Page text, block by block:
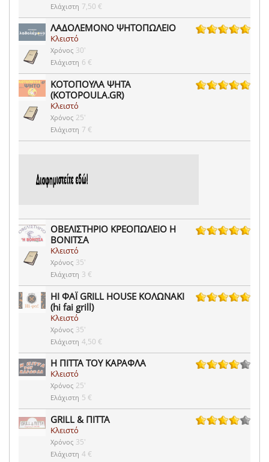
Ελάχιστη 7,50 €
ΛΑΔΟΛΕΜΟΝΟ ΨΗΤΟΠΩΛΕΙΟ
Κλειστό
Χρόνος 30'
Ελάχιστη 6 €
ΚΟΤΟΠΟΥΛΑ ΨΗΤΑ
(KOTOPOULA.GR)
Κλειστό
Χρόνος 25'
Ελάχιστη 7 €
ΟΒΕΛΙΣΤΗΡΙΟ ΚΡΕΟΠΩΛΕΙΟ Η
ΒΟΝΙΤΣΑ
Κλειστό
Χρόνος 35'
Ελάχιστη 3 €
HI ΦΑΪ GRILL HOUSE ΚΟΛΩΝΑΚΙ
(hi fai grill)
Κλειστό
Χρόνος 35'
Ελάχιστη 4,50 €
Η ΠΙΤΤΑ ΤΟΥ ΚΑΡΑΦΛΑ
Κλειστό
Χρόνος 25'
Ελάχιστη 5 €
GRILL & ΠΙΤΤΑ
Κλειστό
Χρόνος 35'
Ελάχιστη 4 €